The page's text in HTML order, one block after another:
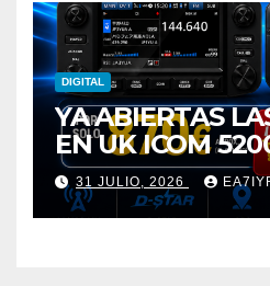
DIGITAL
YA ABIERTAS
EN UK ICOM
31 JULIO, 2026